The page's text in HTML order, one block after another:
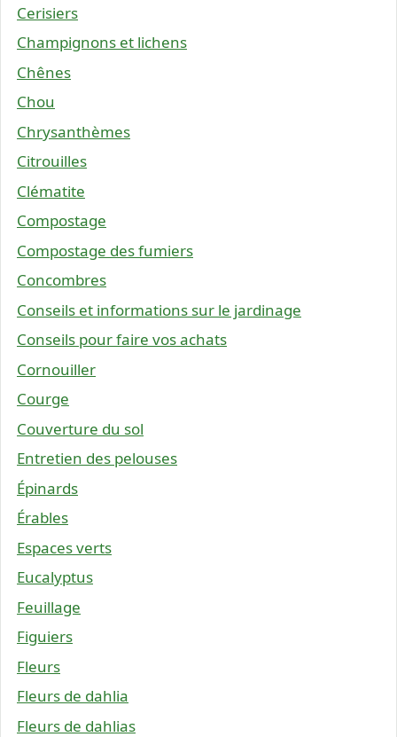
Cerisiers
Champignons et lichens
Chênes
Chou
Chrysanthèmes
Citrouilles
Clématite
Compostage
Compostage des fumiers
Concombres
Conseils et informations sur le jardinage
Conseils pour faire vos achats
Cornouiller
Courge
Couverture du sol
Entretien des pelouses
Épinards
Érables
Espaces verts
Eucalyptus
Feuillage
Figuiers
Fleurs
Fleurs de dahlia
Fleurs de dahlias